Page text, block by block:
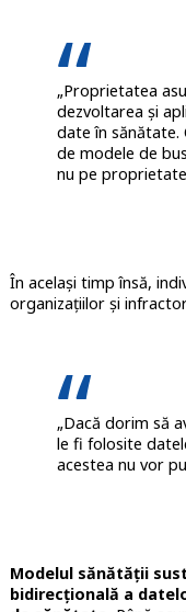
„Proprietatea
dezvoltarea și
date în sănătate.
de modele de
nu pe
În același timp însă,
organizațiilor și
„Dacă dorim să
le fi folosite
acestea nu vor
Modelul sănătății
bidirecțională a